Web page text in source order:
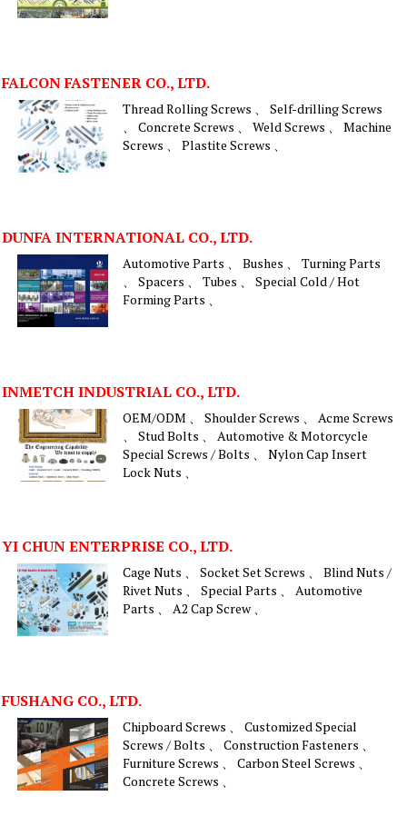
FALCON FASTENER CO., LTD.
Thread Rolling Screws 、 Self-drilling Screws
、 Concrete Screws 、 Weld Screws 、 Machine
Screws 、 Plastite Screws 、
DUNFA INTERNATIONAL CO., LTD.
Automotive Parts 、 Bushes 、 Turning Parts
、 Spacers 、 Tubes 、 Special Cold / Hot
Forming Parts 、
INMETCH INDUSTRIAL CO., LTD.
OEM/ODM 、 Shoulder Screws 、 Acme Screws
、 Stud Bolts 、 Automotive & Motorcycle
Special Screws / Bolts 、 Nylon Cap Insert
Lock Nuts 、
YI CHUN ENTERPRISE CO., LTD.
Cage Nuts 、 Socket Set Screws 、 Blind Nuts /
Rivet Nuts 、 Special Parts 、 Automotive
Parts 、 A2 Cap Screw 、
FUSHANG CO., LTD.
Chipboard Screws 、 Customized Special
Screws / Bolts 、 Construction Fasteners 、
Furniture Screws 、 Carbon Steel Screws 、
Concrete Screws 、